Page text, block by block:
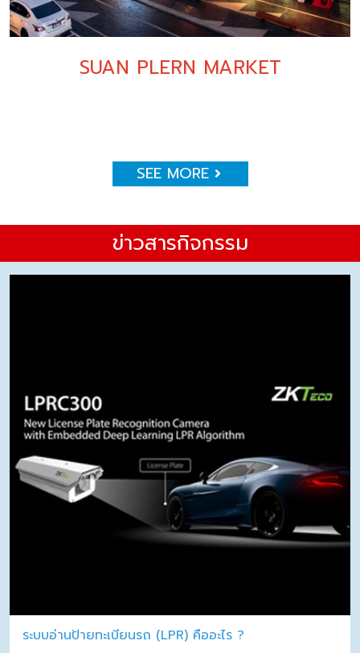
SUAN PLERN MARKET
SEE MORE
ข่าวสารกิจกรรม
ระบบอ่านป้ายทะเบียนรถ (LPR) คืออะไร ?